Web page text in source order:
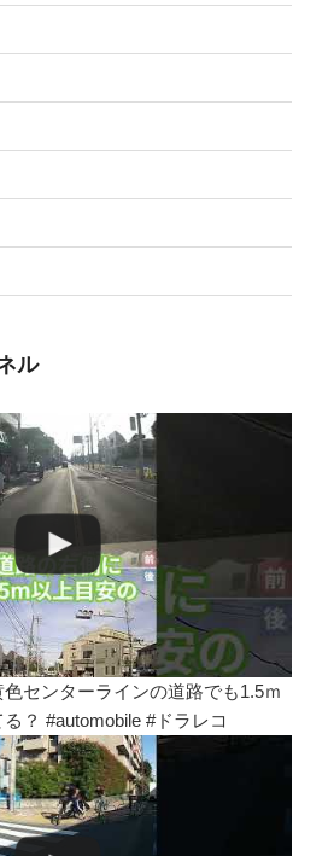
ル
色センターラインの道路でも1.5ｍ
？ #automobile #ドラレコ